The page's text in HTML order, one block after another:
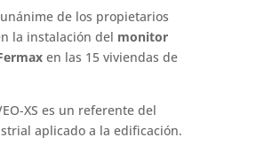
de los propietarios
la instalación del monitor
en las 15 viviendas de
XS es un referente del
aplicado a la edificación.